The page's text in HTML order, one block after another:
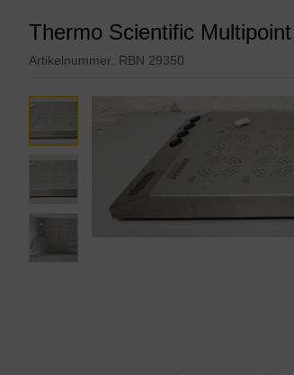
Thermo Scientific
Artikelnummer: RBN 29350